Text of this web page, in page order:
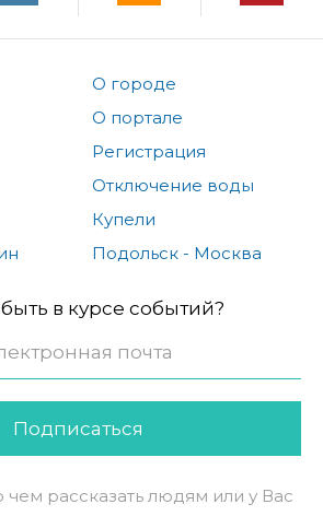
О городе
О портале
Регистрация
Отключение воды
Купели
Подольск - Москва
в курсе событий?
Подписаться
чем рассказать людям или у Вас